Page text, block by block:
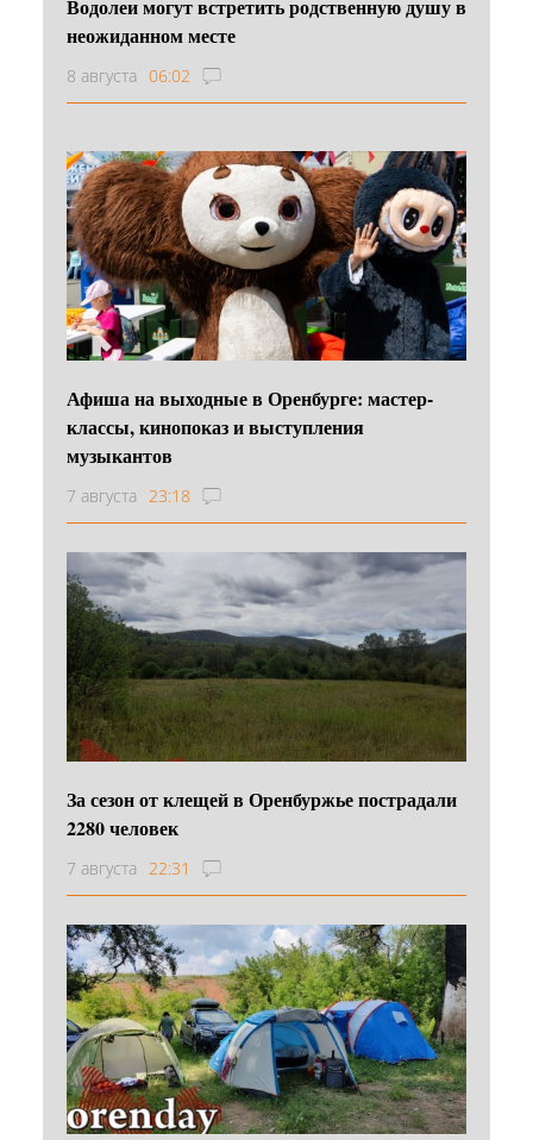
Водолеи могут встретить родственную душу в
неожиданном месте
8 августа 06:02
Афиша на выходные в Оренбурге: мастер-
классы, кинопоказ и выступления
музыкантов
7 августа 23:18
За сезон от клещей в Оренбуржье пострадали
2280 человек
7 августа 22:31